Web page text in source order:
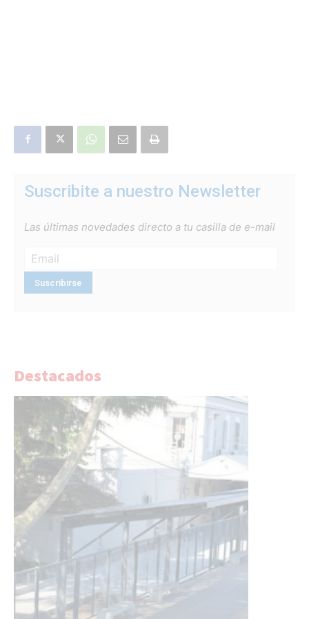
Suscribite a nuestro Newsletter
Las últimas novedades directo a tu casilla de e-mail
Destacados